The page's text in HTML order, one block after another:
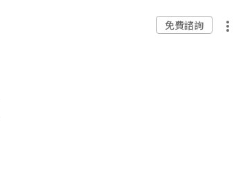
免費諮詢